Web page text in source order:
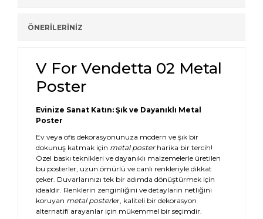
ÖNERİLERİNİZ
V For Vendetta 02 Metal
Poster
Evinize Sanat Katın: Şık ve Dayanıklı Metal
Poster
Ev veya ofis dekorasyonunuza modern ve şık bir
dokunuş katmak için metal posterharika bir tercih!
Özel baskı teknikleri ve dayanıklı malzemelerle üretilen
bu posterler, uzun ömürlü ve canlı renkleriyle dikkat
çeker. Duvarlarınızı tek bir adımda dönüştürmek için
idealdir. Renklerin zenginliğini ve detayların netliğini
koruyan metal posterler, kaliteli bir dekorasyon
alternatifi arayanlar için mükemmel bir seçimdir.